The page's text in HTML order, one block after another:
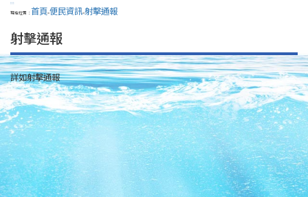
:::
現在位置： 首頁>便民資訊>射擊通報
射擊通報
詳如射擊通報